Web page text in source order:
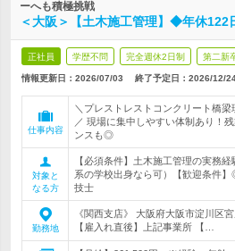
ーへも積極挑戦
＜大阪＞【土木施工管理】◆年休122
正社員 学歴不問 完全週休2日制 第二新
情報更新日：2026/07/03 終了予定日： 2026/12/
仕事内容
＼プレストレストコンクリート橋梁
／ 現場に集中しやすい体制あり！
ンスも◎
対象と
なる方
【必須条件】土木施工管理の実務
系の学校出身なら可）【歓迎条件
技士
勤務地
《関西支店》 大阪府大阪市淀川区
【雇入れ直後】上記事業所 【…